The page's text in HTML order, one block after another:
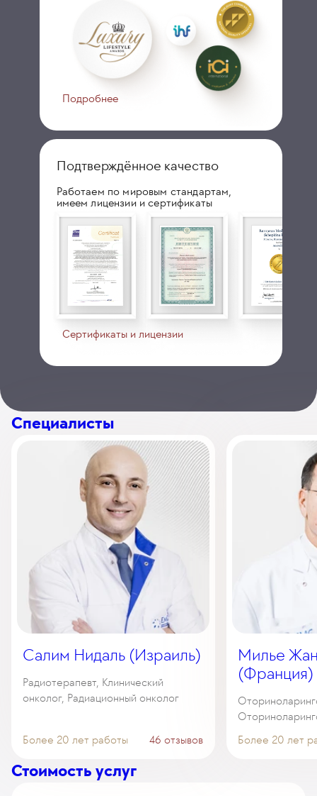
Подробнее
Подтверждённое качество
Работаем по мировым стандартам,
имеем лицензии и сертификаты
Сертификаты и лицензии
Специалисты
Салим Нидаль (Израиль)
Радиотерапевт, Клинический
онколог, Радиационный онколог
Более 20 лет работы 46 отзывов
Милье
(Франция)
Более 20 лет
Стоимость услуг